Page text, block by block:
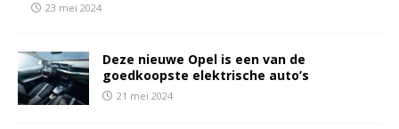
23 mei 2024
Deze nieuwe Opel is een van de
goedkoopste elektrische auto’s
21 mei 2024